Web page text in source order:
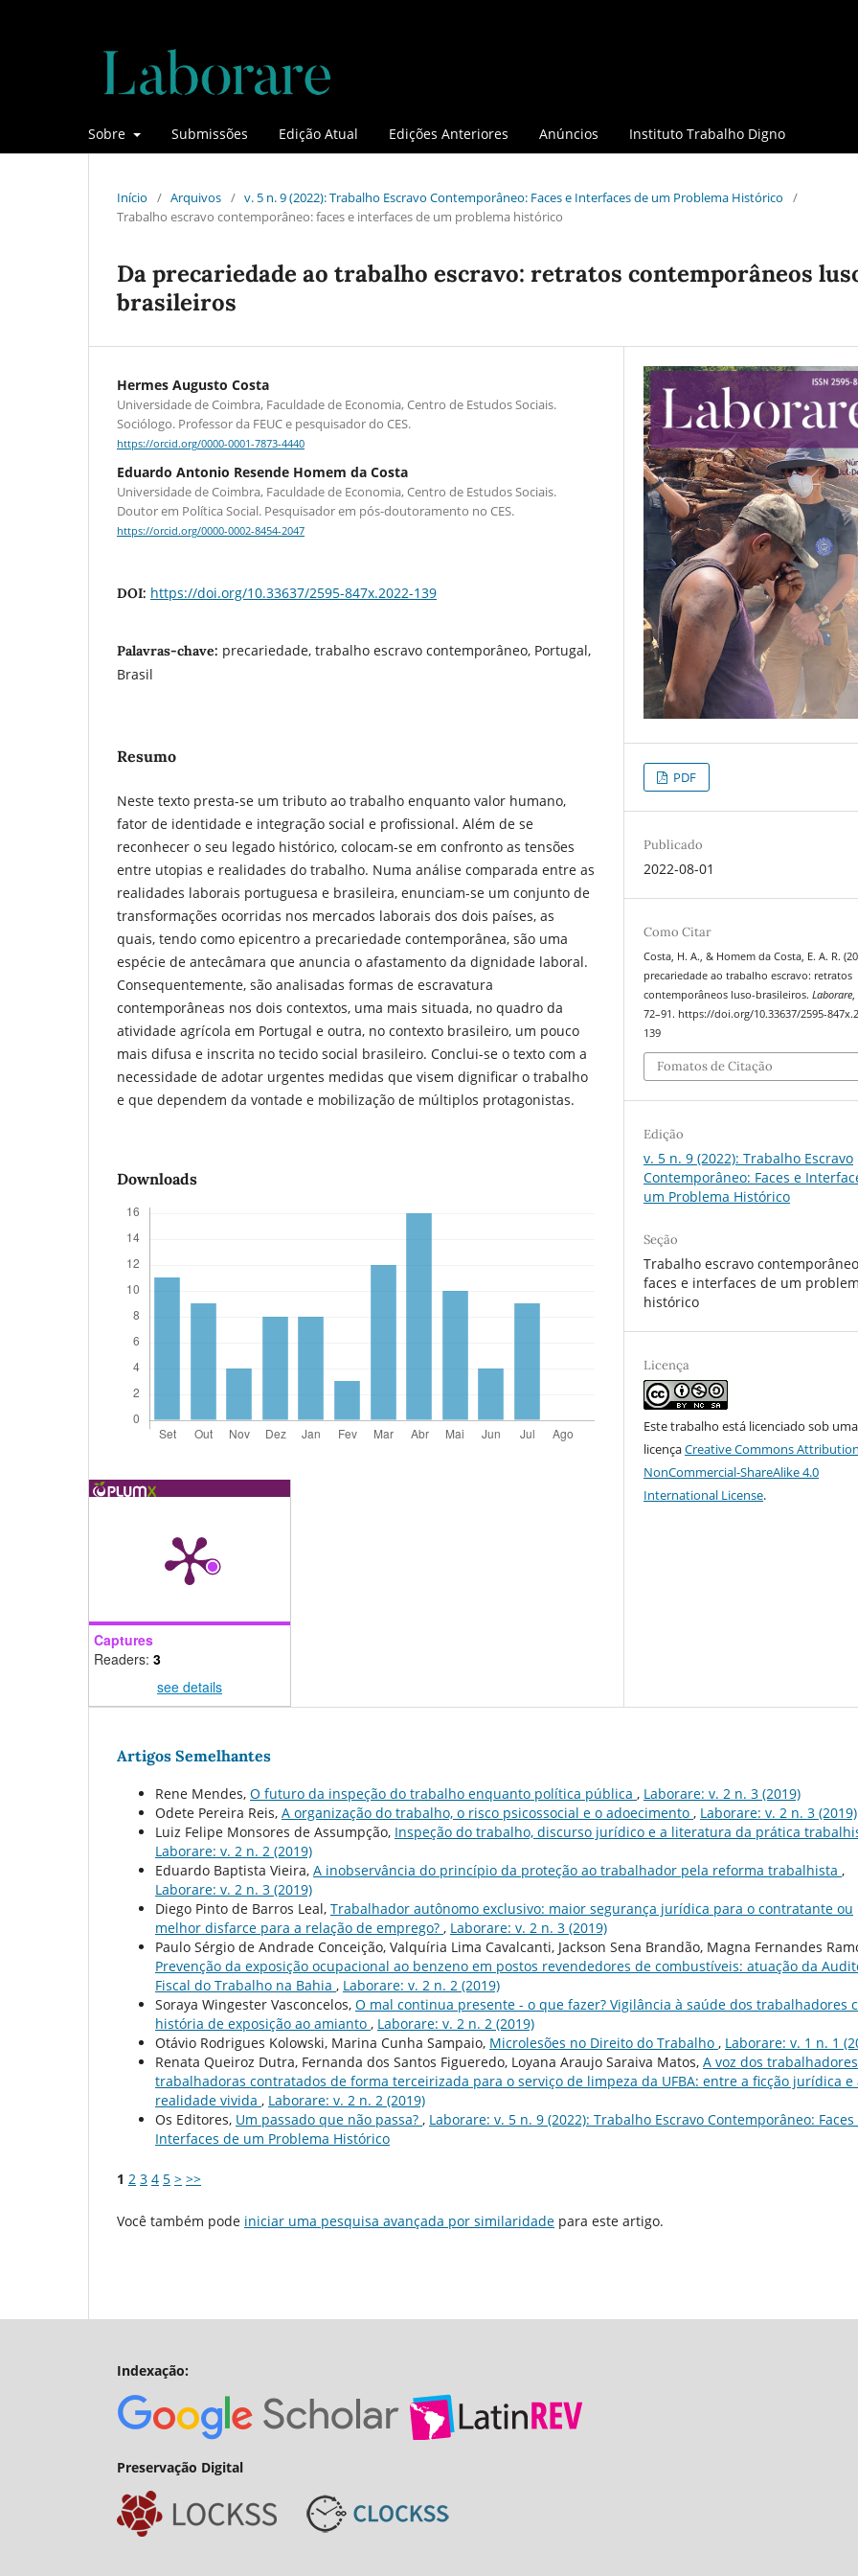
Sobre Submissões Edição Atual Edições Anteriores Anúncios Instituto Trabalho Digno
Início / Arquivos / v. 5 n. 9 (2022): Trabalho Escravo Contemporâneo: Faces e Interfaces de um Problema Histórico
/
Trabalho escravo contemporâneo: faces e interfaces de um problema histórico
Da precariedade ao trabalho escravo: retratos contemporâneos
brasileiros
Hermes Augusto Costa
Universidade de Coimbra, Faculdade de Economia, Centro de Estudos Sociais.
Sociólogo. Professor da FEUC e pesquisador do CES.
https://orcid.org/0000-0001-7873-4440
Eduardo Antonio Resende Homem da Costa
Universidade de Coimbra, Faculdade de Economia, Centro de Estudos Sociais.
Doutor em Política Social. Pesquisador em pós-doutoramento no CES.
https://orcid.org/0000-0002-8454-2047
DOI: https://doi.org/10.33637/2595-847x.2022-139
Palavras-chave: precariedade, trabalho escravo contemporâneo, Portugal,
Brasil
Resumo
Neste texto presta-se um tributo ao trabalho enquanto valor humano,
fator de identidade e integração social e profissional. Além de se
reconhecer o seu legado histórico, colocam-se em confronto as tensões
entre utopias e realidades do trabalho. Numa análise comparada entre as
realidades laborais portuguesa e brasileira, enunciam-se um conjunto de
transformações ocorridas nos mercados laborais dos dois países, as
quais, tendo como epicentro a precariedade contemporânea, são uma
espécie de antecâmara que anuncia o afastamento da dignidade laboral.
Consequentemente, são analisadas formas de escravatura
contemporâneas nos dois contextos, uma mais situada, no quadro da
atividade agrícola em Portugal e outra, no contexto brasileiro, um pouco
mais difusa e inscrita no tecido social brasileiro. Conclui-se o texto com a
necessidade de adotar urgentes medidas que visem dignificar o trabalho
e que dependem da vontade e mobilização de múltiplos protagonistas.
Downloads
Captures
Readers: 3
see details
PDF
Publicado
2022-08-01
Como Citar
Costa, H. A., & Homem da Costa, E. A. R.
precariedade ao trabalho escravo: retratos
contemporâneos luso-brasileiros.Laborare
72–91. https://doi.org/10.33637/2595-
139
Fomatos de Citação
Edição
v. 5 n. 9 (2022): Trabalho Escravo
Contemporâneo: Faces e
um Problema Histórico
Seção
Trabalho escravo
faces e interfaces de um
histórico
Licença
Este trabalho está licenciado sob uma
licençaCreative Commons
NonCommercial-ShareAlike 4.0
International License.
Artigos Semelhantes
Rene Mendes, O futuro da inspeção do trabalho enquanto polí­tica pública , Laborare: v. 2 n. 3 (2019)
Odete Pereira Reis, A organização do trabalho, o risco psicossocial e o adoecimento , Laborare: v. 2 n. 3 (2019)
Luiz Felipe Monsores de Assumpção, Inspeção do trabalho, discurso jurí­dico e a literatura da prática
Laborare: v. 2 n. 2 (2019)
Eduardo Baptista Vieira, A inobservância do princí­pio da proteção ao trabalhador pela reforma trabalhista ,
Laborare: v. 2 n. 3 (2019)
Diego Pinto de Barros Leal, Trabalhador autônomo exclusivo: maior segurança jurí­dica para o contratante ou
melhor disfarce para a relação de emprego? , Laborare: v. 2 n. 3 (2019)
Paulo Sérgio de Andrade Conceição, Valquí­ria Lima Cavalcanti, Jackson Sena Brandão, Magna Fernandes
Prevenção da exposição ocupacional ao benzeno em postos revendedores de combustíveis: atuação da
Fiscal do Trabalho na Bahia , Laborare: v. 2 n. 2 (2019)
Soraya Wingester Vasconcelos, O mal continua presente - o que fazer? Vigilância à saúde dos trabalhadores
história de exposição ao amianto , Laborare: v. 2 n. 2 (2019)
Otávio Rodrigues Kolowski, Marina Cunha Sampaio, Microlesões no Direito do Trabalho , Laborare: v. 1 n. 1
Renata Queiroz Dutra, Fernanda dos Santos Figueredo, Loyana Araujo Saraiva Matos, A voz dos
trabalhadoras contratados de forma terceirizada para o serviço de limpeza da UFBA: entre a ficção jurí­dica e
realidade vivida , Laborare: v. 2 n. 2 (2019)
Os Editores, Um passado que não passa? , Laborare: v. 5 n. 9 (2022): Trabalho Escravo Contemporâneo: Faces
Interfaces de um Problema Histórico
1 2 3 4 5 > >>
Você também pode iniciar uma pesquisa avançada por similaridade para este artigo.
Indexação:
Preservação Digital